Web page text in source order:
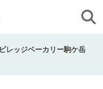
ビレッジベーカリー駒ケ岳